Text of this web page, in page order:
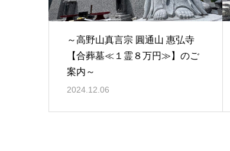
～高野山真言宗 圓通山 惠弘寺
【合葬墓≪１霊８万円≫】のご
案内～
2024.12.06